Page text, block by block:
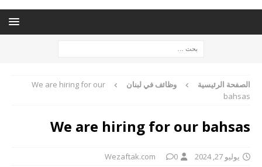
الصفحة الرئيسية وظائف في لبنان
We are hiring for our
bahsas
We are hiring for our bahsas
يوليو 27, 2024 Wezaftak.com 0